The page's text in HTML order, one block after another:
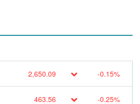
2,650.09 -0.15%
463.56 -0.25%